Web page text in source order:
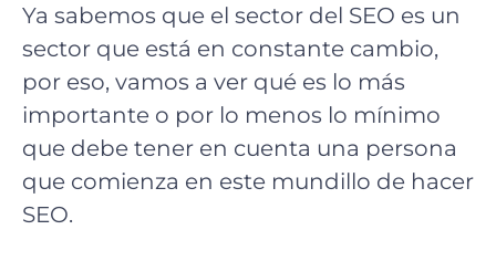
Ya sabemos que el sector del SEO es un
sector que está en constante cambio,
por eso, vamos a ver qué es lo más
importante o por lo menos lo mínimo
que debe tener en cuenta una persona
que comienza en este mundillo de hacer
SEO.